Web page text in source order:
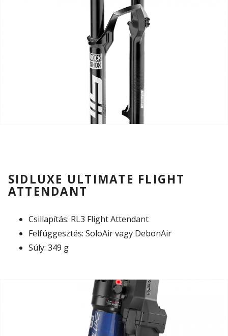
SIDLUXE ULTIMATE FLIGHT
ATTENDANT
Csillapítás: RL3 Flight Attendant
Felfüggesztés: SoloAir vagy DebonAir
Súly: 349 g